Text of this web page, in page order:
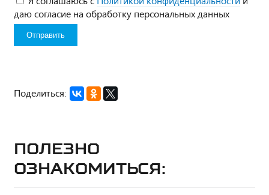
даю согласие на обработку персональных данных
Поделиться:
Полезно
ознакомиться: